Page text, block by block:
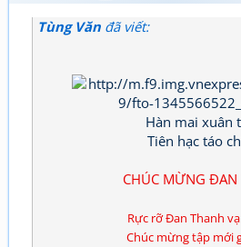
Tùng Văn đã viết:
Hàn mai xuân
Tiên hạc táo
CHÚC MỪNG ĐAN
Rực rỡ Đan Thanh
Chúc mừng tập mới